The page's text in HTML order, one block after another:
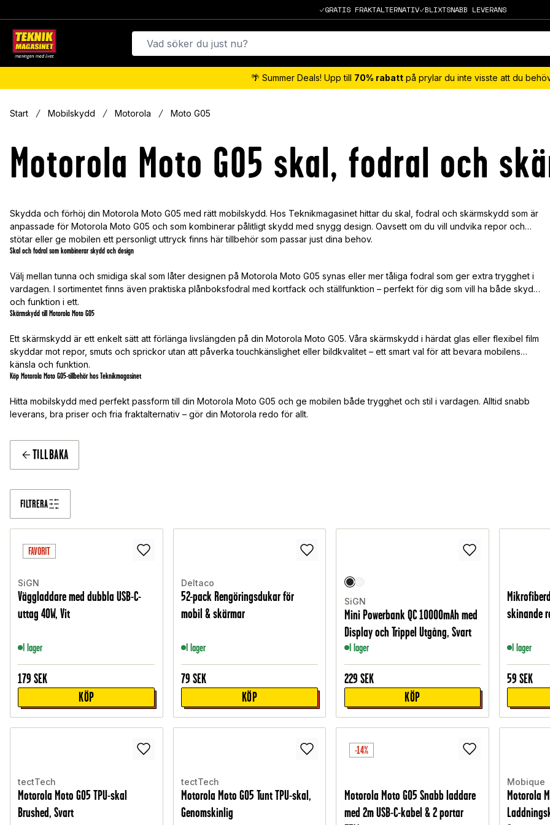
GRATIS FRAKTALTERNATIV BLIXTSNABB LEVERANS
🌴 Summer Deals! Upp till 70% rabatt på prylar du inte visste att du
Start Mobilskydd Motorola Moto G05
Motorola Moto G05 skal, fodral och
Skydda och förhöj din Motorola Moto G05 med rätt mobilskydd. Hos Teknikmagasinet hittar du skal, fodral och skärmskydd som är
anpassade för Motorola Moto G05 och som kombinerar pålitligt skydd med snygg design. Oavsett om du vill undvika repor och
stötar eller ge mobilen ett personligt uttryck finns här tillbehör som passar just dina behov.
Skal och fodral som kombinerar skydd och design
Välj mellan tunna och smidiga skal som låter designen på Motorola Moto G05 synas eller mer tåliga fodral som ger extra trygghet i
vardagen. I sortimentet finns även praktiska plånboksfodral med kortfack och ställfunktion – perfekt för dig som vill ha både skydd
och funktion i ett.
Skärmskydd till Motorola Moto G05
Ett skärmskydd är ett enkelt sätt att förlänga livslängden på din Motorola Moto G05. Våra skärmskydd i härdat glas eller flexibel film
skyddar mot repor, smuts och sprickor utan att påverka touchkänslighet eller bildkvalitet – ett smart val för att bevara mobilens
känsla och funktion.
Köp Motorola Moto G05-tillbehör hos Teknikmagasinet
Hitta mobilskydd med perfekt passform till din Motorola Moto G05 och ge mobilen både trygghet och stil i vardagen. Alltid snabb
leverans, bra priser och fria fraktalternativ – gör din Motorola redo för allt.
TILLBAKA
FILTRERA
FAVORIT
SiGN
Väggladdare med dubbla USB-C-
uttag 40W, Vit
I lager
179 SEK
KÖP
Deltaco
52-pack Rengöringsdukar för
mobil & skärmar
I lager
79 SEK
KÖP
SiGN
Mini Powerbank QC 10000mAh med
Display och Trippel Utgång, Svart
I lager
229 SEK
KÖP
skinande
I lager
59 SEK
tectTech
Motorola Moto G05 TPU-skal
Brushed, Svart
tectTech
Motorola Moto G05 Tunt TPU-skal,
Genomskinlig
-14%
Motorola Moto G05 Snabb laddare
med 2m USB-C-kabel & 2 portar
Mobique
Motorola